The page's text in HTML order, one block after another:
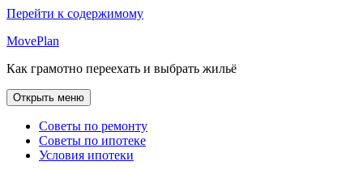
Перейти к содержимому
MovePlan
Как грамотно переехать и выбрать жильё
Открыть меню
Советы по ремонту
Советы по ипотеке
Условия ипотеки